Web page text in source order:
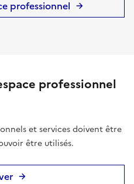
professionnel
professionnel
et services doivent être
être utilisés.